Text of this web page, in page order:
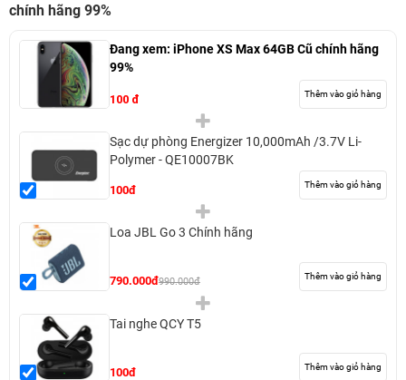
chính hãng 99%
Đang xem: iPhone XS Max 64GB Cũ chính hãng
99%
100 đ Thêm vào giỏ hàng
Sạc dự phòng Energizer 10,000mAh /3.7V Li-
Polymer - QE10007BK
100đ Thêm vào giỏ hàng
Loa JBL Go 3 Chính hãng
790.000đ990.000đ Thêm vào giỏ hàng
Tai nghe QCY T5
100đ Thêm vào giỏ hàng